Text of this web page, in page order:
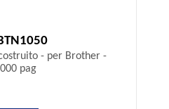
- per Brother -
pag